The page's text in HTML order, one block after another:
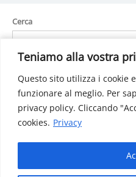
Teniamo alla vostra
Questo sito utilizza i cookie
funzionare al meglio. Per
privacy policy. Cliccando
cookies. Privacy
Teniamo alla vostra
Questo sito utilizza i cookie
funzionare al meglio. Per
privacy policy. Cliccando
cookies. Privacy
Cerca
Detrazioni spese attività
Detrazione per spese di
Bonus sociale per luce, gas e
Gazzetta Ufficiale